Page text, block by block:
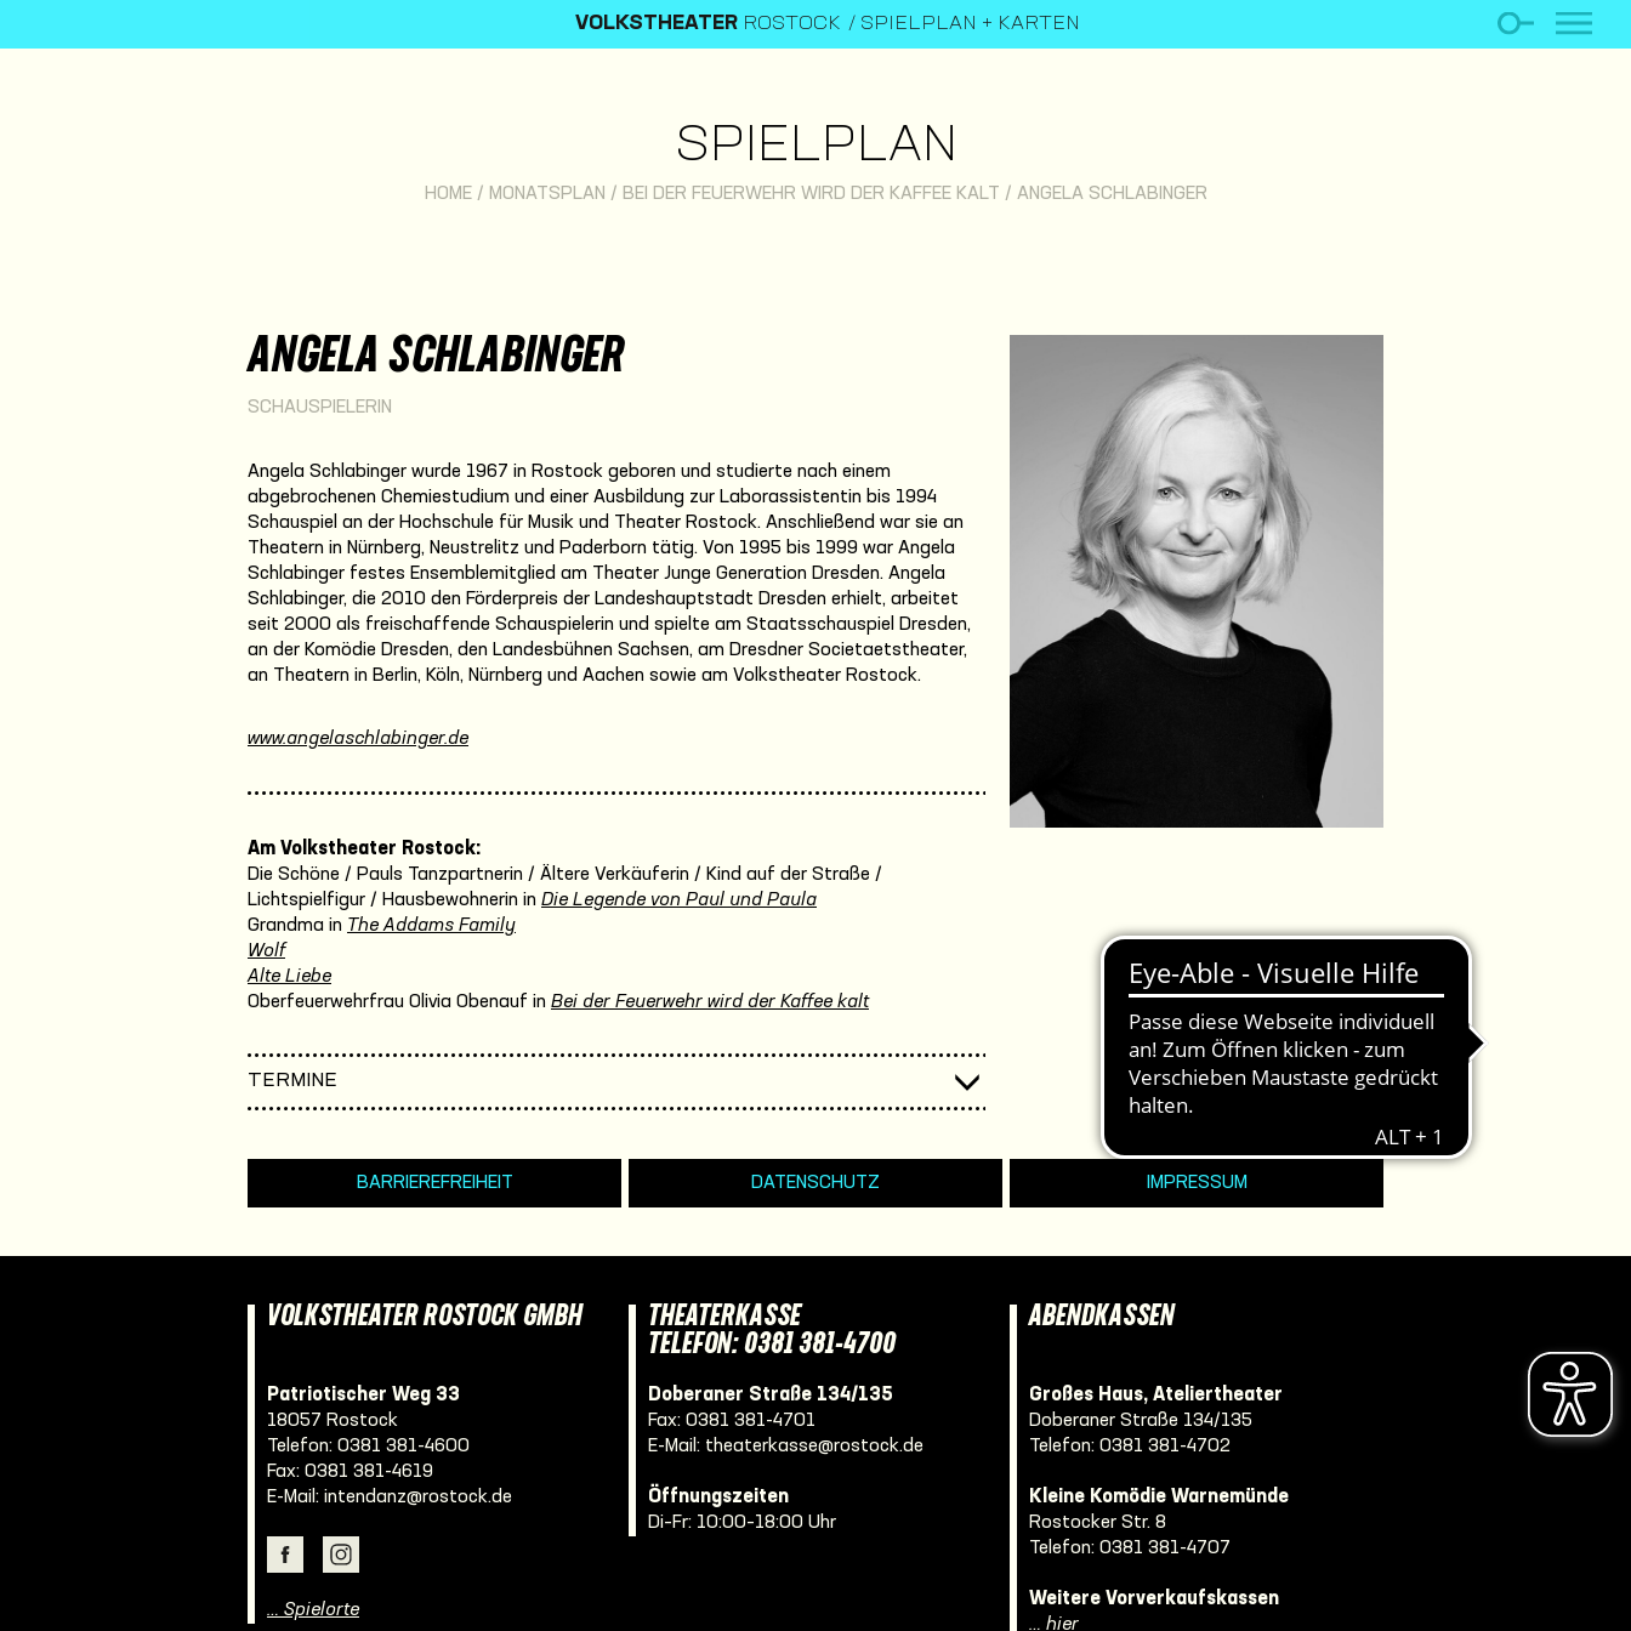
VOLKSTHEATER ROSTOCK SPIELPLAN + KARTEN
SPIELPLAN
HOME/ MONATSPLAN / BEI DER FEUERWEHR WIRD DER KAFFEE KALT / ANGELA SCHLABINGER
ANGELA SCHLABINGER
SCHAUSPIELERIN
Angela Schlabinger wurde 1967 in Rostock geboren und studierte nach einem
abgebrochenen Chemiestudium und einer Ausbildung zur Laborassistentin bis 1994
Schauspiel an der Hochschule für Musik und Theater Rostock. Anschließend war sie an
Theatern in Nürnberg, Neustrelitz und Paderborn tätig. Von 1995 bis 1999 war Angela
Schlabinger festes Ensemblemitglied am Theater Junge Generation Dresden. Angela
Schlabinger, die 2010 den Förderpreis der Landeshauptstadt Dresden erhielt, arbeitet
seit 2000 als freischaffende Schauspielerin und spielte am Staatsschauspiel Dresden,
an der Komödie Dresden, den Landesbühnen Sachsen, am Dresdner Societaetstheater,
an Theatern in Berlin, Köln, Nürnberg und Aachen sowie am Volkstheater Rostock.
www.angelaschlabinger.de
Am Volkstheater Rostock:
Die Schöne / Pauls Tanzpartnerin / Ältere Verkäuferin / Kind auf der Straße /
Lichtspielfigur / Hausbewohnerin in Die Legende von Paul und Paula
Grandma in The Addams Family
Wolf
Alte Liebe
Oberfeuerwehrfrau Olivia Obenauf in Bei der Feuerwehr wird der Kaffee kalt
TERMINE
BARRIEREFREIHEIT DATENSCHUTZ IMPRESSUM
VOLKSTHEATER ROSTOCK GMBH
Patriotischer Weg 33
18057 Rostock
Telefon: 0381 381-4600
Fax: 0381 381-4619
E-Mail: intendanz@rostock.de
… Spielorte
THEATERKASSE
TELEFON: 0381 381-4700
Doberaner Straße 134/135
Fax: 0381 381-4701
E-Mail: theaterkasse@rostock.de
Öffnungszeiten
Di–Fr: 10:00–18:00 Uhr
ABENDKASSEN
Großes Haus, Ateliertheater
Doberaner Straße 134/135
Telefon: 0381 381-4702
Kleine Komödie Warnemünde
Rostocker Str. 8
Telefon: 0381 381-4707
Weitere Vorverkaufskassen
… hier